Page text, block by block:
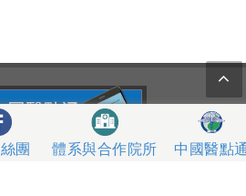
團 體系與合作院所 中國醫點
台中市北區育德路2號